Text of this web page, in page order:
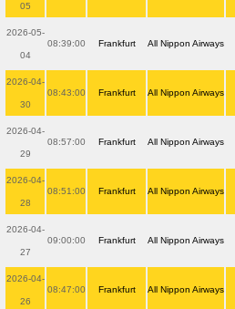
05
2026-05-
04
08:39:00 Frankfurt All Nippon Airways
2026-04-
30
08:43:00 Frankfurt All Nippon Airways
2026-04-
29
08:57:00 Frankfurt All Nippon Airways
2026-04-
28
08:51:00 Frankfurt All Nippon Airways
2026-04-
27
09:00:00 Frankfurt All Nippon Airways
2026-04-
26
08:47:00 Frankfurt All Nippon Airways